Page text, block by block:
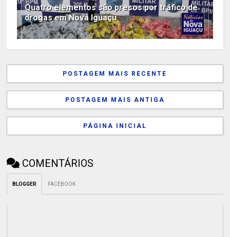
Quatro elementos são presos por tráfico de
drogas em Nova Iguaçu
POSTAGEM MAIS RECENTE
POSTAGEM MAIS ANTIGA
PÁGINA INICIAL
COMENTÁRIOS
BLOGGER FACEBOOK